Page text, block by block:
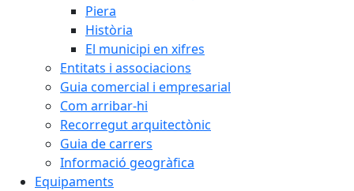
Piera
Història
El municipi en xifres
Entitats i associacions
Guia comercial i empresarial
Com arribar-hi
Recorregut arquitectònic
Guia de carrers
Informació geogràfica
Equipaments